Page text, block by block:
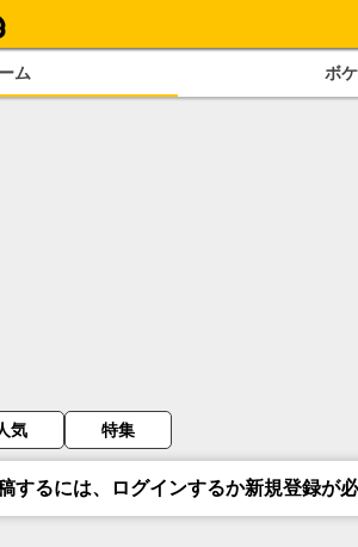
ム ボ
気 特集
するには、ログインするか新規登録が必